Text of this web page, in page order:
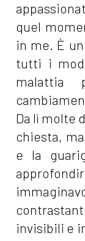
quel
in me. È
tutti i
malattia
Da lì molte
chiesta,
e la
invisibili e